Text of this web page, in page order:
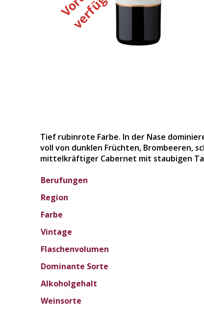
Berufungen
Region
Farbe
Vintage
Flaschenvolumen
Dominante Sorte
Alkoholgehalt
Weinsorte
Tief rubinrote Farbe. In der Nase
voll von dunklen Früchten, Brombeeren,
mittelkräftiger Cabernet mit staubigen